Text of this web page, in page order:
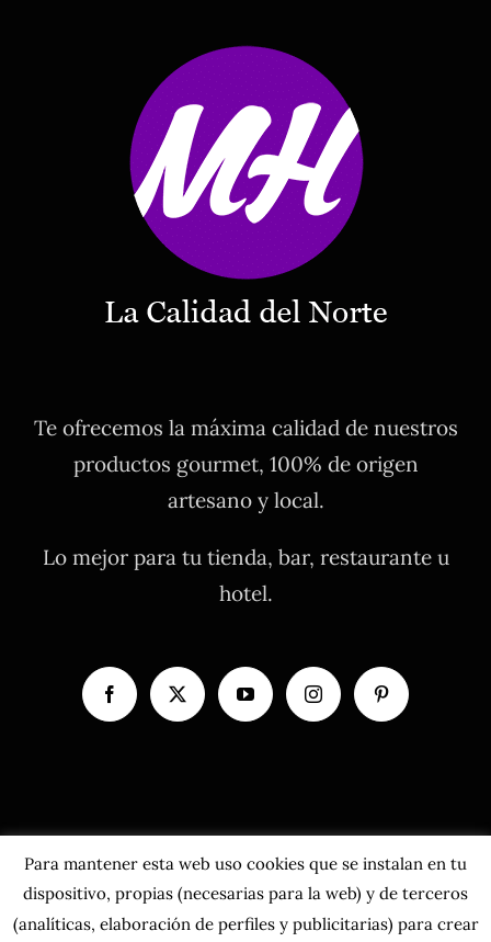
Te ofrecemos la máxima calidad de nuestros
productos gourmet, 100% de origen
artesano y local.
Lo mejor para tu tienda, bar, restaurante u
hotel.
Para mantener esta web uso cookies que se instalan en tu
dispositivo, propias (necesarias para la web) y de terceros
(analíticas, elaboración de perfiles y publicitarias) para crear